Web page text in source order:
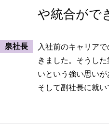
や統合がで
泉社長
入社前のキャリア
きました。そうし
いという強い思いが
そして副社長に就